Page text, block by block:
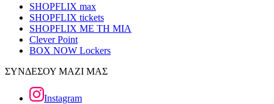
SHOPFLIX max
SHOPFLIX tickets
SHOPFLIX ΜΕ ΤΗ ΜΙΑ
Clever Point
BOX NOW Lockers
ΣΥΝΔΕΣΟΥ ΜΑΖΙ ΜΑΣ
Instagram